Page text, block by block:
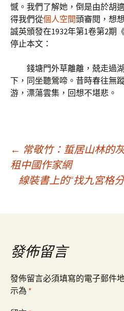
憾。我們了解她，倒是由於胡
得我們從個人空間頭審閱，想
誠英頒發在1932年第1卷第2期
停止本文：
錢塘門外草離離，兢走過
下，同坐聽鶯啼。昔時春往無
游，漂蕩雲集，回想不堪悲。
文
章
導
覽
← 常敬竹：蜇居山林的
租中國作家網
線裝書上的“找九宮格
發佈留言
發佈留言必須填寫的電子郵件
示為 *